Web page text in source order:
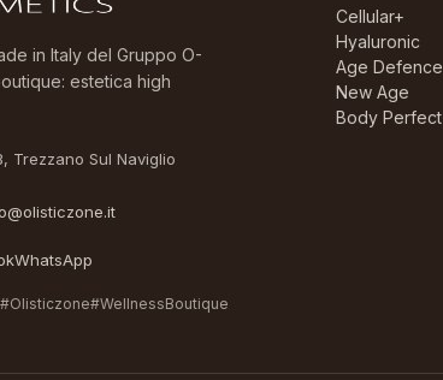
in Italy del Gruppo O-
estetica high
Trezzano Sul Naviglio
WhatsApp
#Olisticzone#WellnessBoutique
Cellular+
Hyaluronic
Age Defence
New Age
Body Perfect